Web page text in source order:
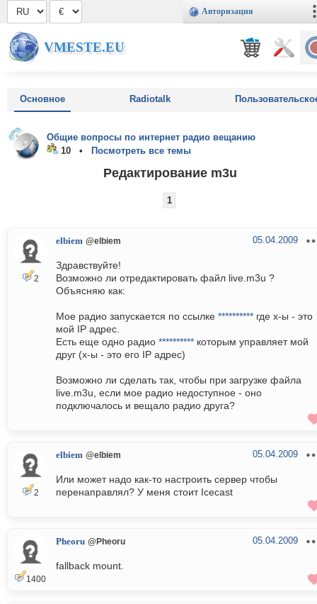
Авторизация
VMESTE.EU
Основное Radiotalk
Общие вопросы по интернет радио вещанию
10 •
Посмотреть все темы
Редактирование m3u
1
2
elbiem @elbiem 05.04.2009
Здравствуйте!
Возможно ли отредактировать файл live.m3u ?
Объясняю как:
Мое радио запускается по ссылке ********** где х-ы - это
мой IP адрес.
Есть еще одно радио ********** которым управляет мой
друг (х-ы - это его IP адрес)
Возможно ли сделать так, чтобы при загрузке файла
live.m3u, если мое радио недоступное - оно
подключалось и вещало радио друга?
2
elbiem @elbiem 05.04.2009
Или может надо как-то настроить сервер чтобы
перенаправлял? У меня стоит Icecast
1400
Pheoru @Pheoru 05.04.2009
fallback mount.